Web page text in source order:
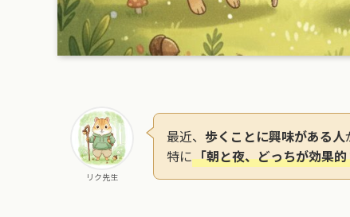
リク先生
最近、 歩くことに興味がある人
特に「朝と夜、どっちが効果